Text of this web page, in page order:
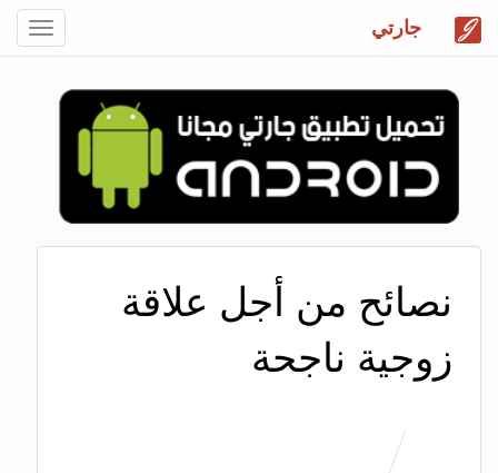
جارتي
نصائح من أجل علاقة
زوجية ناجحة